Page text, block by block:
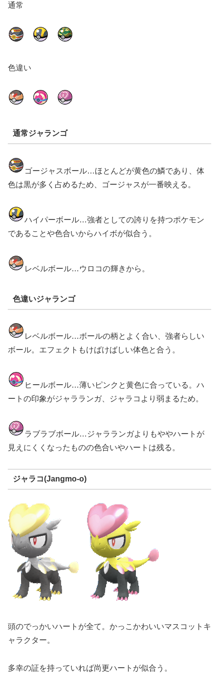
通常
色違い
通常ジャランゴ
ゴージャスボール…ほとんどが黄色の鱗であり、体
色は黒が多く占めるため、ゴージャスが一番映える。
ハイパーボール…強者としての誇りを持つポケモン
であることや色合いからハイボが似合う。
レベルボール…ウロコの輝きから。
色違いジャランゴ
レベルボール…ボールの柄とよく合い、強者らしい
ボール。エフェクトもけばけばしい体色と合う。
ヒールボール…薄いピンクと黄色に合っている。ハ
ートの印象がジャラランガ、ジャラコより弱まるため。
ラブラブボール…ジャラランガよりもややハートが
見えにくくなったものの色合いやハートは残る。
ジャラコ(Jangmo-o)
頭のでっかいハートが全て。かっこかわいいマスコットキ
ャラクター。
多幸の証を持っていれば尚更ハートが似合う。